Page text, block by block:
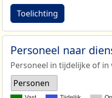
Toelichting
Personeel naar
Personeel in tijdelijke of in
Personen